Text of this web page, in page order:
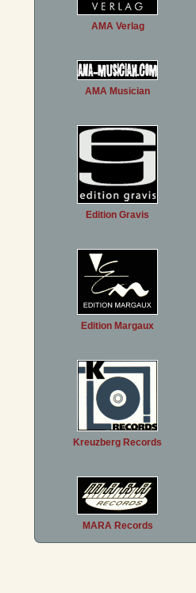
AMA Verlag
AMA Musician
Edition Gravis
Edition Margaux
Kreuzberg Records
MARA Records